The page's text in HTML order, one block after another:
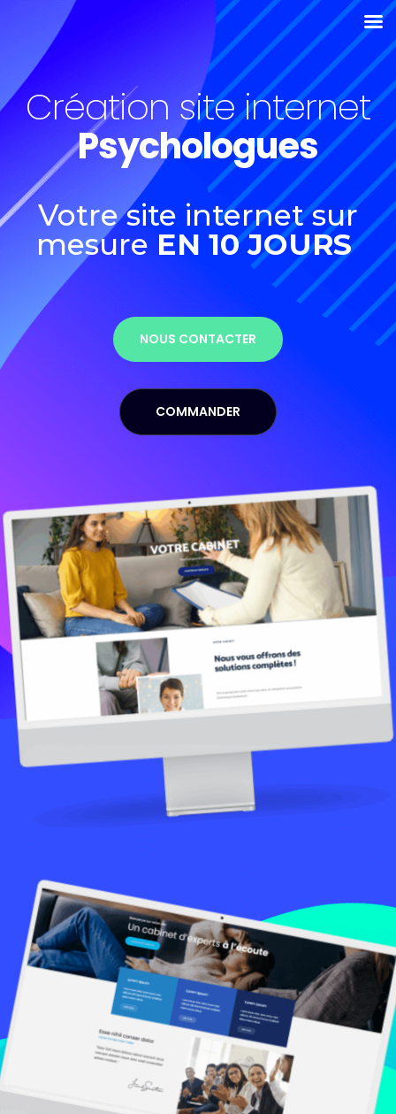
Création site internet
Psychologues
Votre site internet sur
mesureEN 10 JOURS
NOUS CONTACTER
COMMANDER